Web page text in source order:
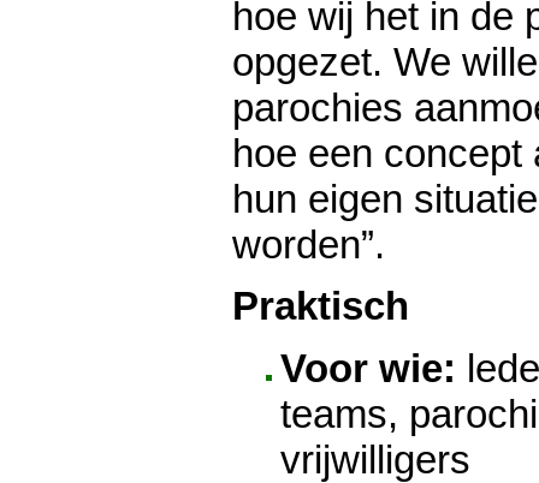
hoe wij het in de
opgezet. We
parochies
hoe een concept
hun eigen
worden”.
Praktisch
Voor wie:
teams,
vrijwilligers